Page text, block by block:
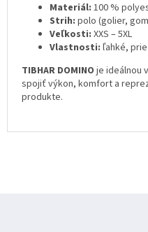
Materiál: 100 %
Strih: polo (golier,
Veľkosti: XXS – 5XL
Vlastnosti: ľahké,
TIBHAR DOMINO je ideálnou
spojiť výkon, komfort a
produkte.